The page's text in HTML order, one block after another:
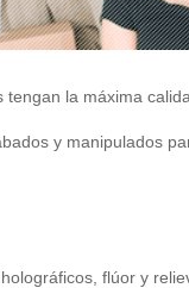
la máxima
y manipulados
flúor y